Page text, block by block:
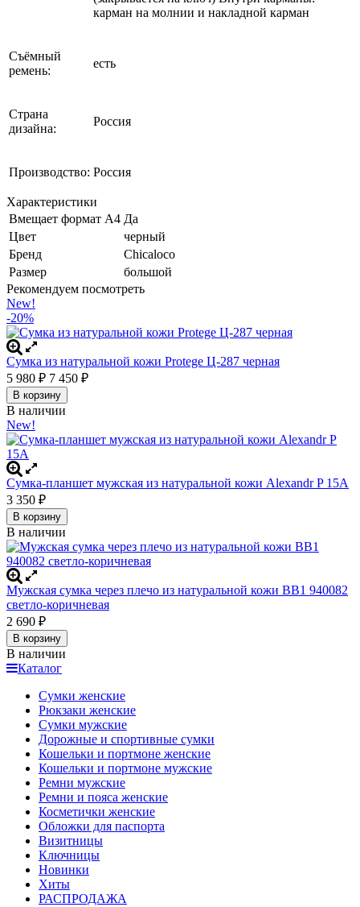
карман на молнии и накладной карман
Съёмный
ремень:
есть
Страна
дизайна:
Россия
Производство: Россия
Характеристики
Вмещает формат А4 Да
Цвет
черный
Бренд
Chicaloco
Размер
большой
Рекомендуем посмотреть
New!
-20%
Сумка из натуральной кожи Protege Ц-287 черная
5 980 ₽ 7 450 ₽
В корзину
В наличии
New!
Сумка-планшет мужская из натуральной кожи Alexandr P 15A
3 350 ₽
В корзину
В наличии
Мужская сумка через плечо из натуральной кожи BB1 940082
светло-коричневая
2 690 ₽
В корзину
В наличии
Каталог
Сумки женские
Рюкзаки женские
Сумки мужские
Дорожные и спортивные сумки
Кошельки и портмоне женские
Кошельки и портмоне мужские
Ремни мужские
Ремни и пояса женские
Косметички женские
Обложки для паспорта
Визитницы
Ключницы
Новинки
Хиты
РАСПРОДАЖА